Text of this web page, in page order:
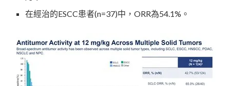
在經治的ESCC患者(n=37)中，ORR為54.1%。